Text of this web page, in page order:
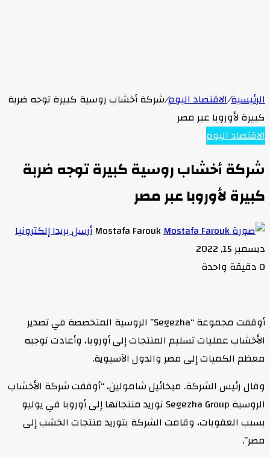
الرئيسية/الاقتصاد اليوم/شركة أخشاب روسية كبيرة توجه ضربة
كبيرة لأوروبا عبر مصر
الاقتصاد اليوم
شركة أخشاب روسية كبيرة توجه ضربة
كبيرة لأوروبا عبر مصر
Mostafa Farouk أرسل بريدا إلكترونيا
ديسمبر 15, 2022
0 دقيقة واحدة
أوقفت مجموعة “Segezha” الروسية المتخصصة في تصدير
الأخشاب عمليات تسليم المنتجات إلى أوروبا، وأعادت توجيه
معظم الكميات إلى مصر والدول الآسيوية.
وقال رئيس الشركة. ميخائيل شامولين، “أوقفت شركة الأخشاب
الروسية Segezha Group توريد منتجاتها إلى أوروبا في يوليو
بسبب العقوبات، وقامت الشركة بتوريد منتجات الخشب إلى
مصر”.